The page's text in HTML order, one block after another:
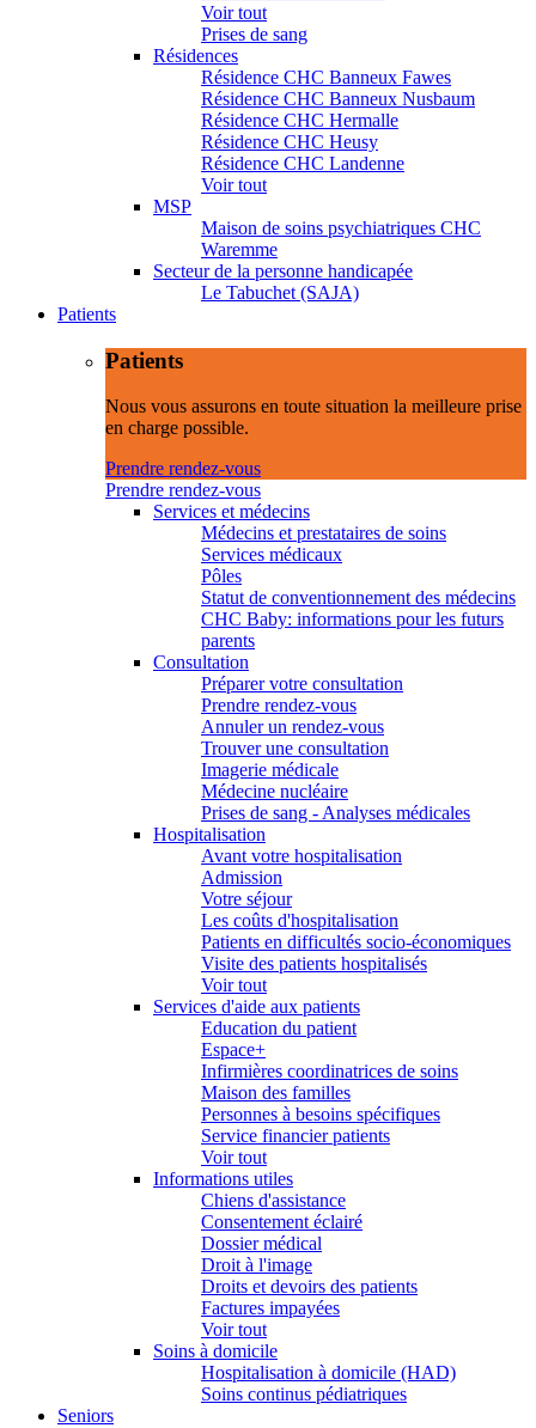
Voir tout
Prises de sang
Résidences
Résidence CHC Banneux Fawes
Résidence CHC Banneux Nusbaum
Résidence CHC Hermalle
Résidence CHC Heusy
Résidence CHC Landenne
Voir tout
MSP
Maison de soins psychiatriques CHC
Waremme
Secteur de la personne handicapée
Le Tabuchet (SAJA)
Patients
Patients
Nous vous assurons en toute situation la meilleure prise
en charge possible.
Prendre rendez-vous
Prendre rendez-vous
Services et médecins
Médecins et prestataires de soins
Services médicaux
Pôles
Statut de conventionnement des médecins
CHC Baby: informations pour les futurs
parents
Consultation
Préparer votre consultation
Prendre rendez-vous
Annuler un rendez-vous
Trouver une consultation
Imagerie médicale
Médecine nucléaire
Prises de sang - Analyses médicales
Hospitalisation
Avant votre hospitalisation
Admission
Votre séjour
Les coûts d'hospitalisation
Patients en difficultés socio-économiques
Visite des patients hospitalisés
Voir tout
Services d'aide aux patients
Education du patient
Espace+
Infirmières coordinatrices de soins
Maison des familles
Personnes à besoins spécifiques
Service financier patients
Voir tout
Informations utiles
Chiens d'assistance
Consentement éclairé
Dossier médical
Droit à l'image
Droits et devoirs des patients
Factures impayées
Voir tout
Soins à domicile
Hospitalisation à domicile (HAD)
Soins continus pédiatriques
Seniors